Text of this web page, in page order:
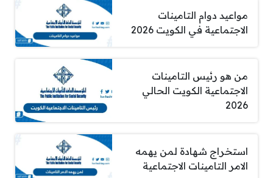
مواعيد دوام التامينات
الاجتماعية في الكويت 2026
من هو رئيس التامينات
الاجتماعية الكويت الحالي
2026
استخراج شهادة لمن يهمه
الامر التامينات الاجتماعية